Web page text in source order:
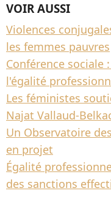
VOIR AUSSI
Violences
les femmes pauvres
Conférence
l'égalité
Les féministes
Najat Vallaud-
Un Observatoire
en projet
Égalité
des sanctions